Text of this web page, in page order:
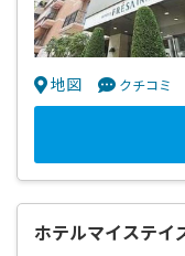
地図 クチコミ
ホテルマイステイ